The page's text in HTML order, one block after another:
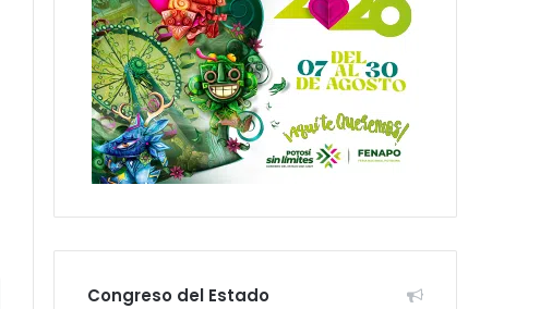
Congreso del Estado